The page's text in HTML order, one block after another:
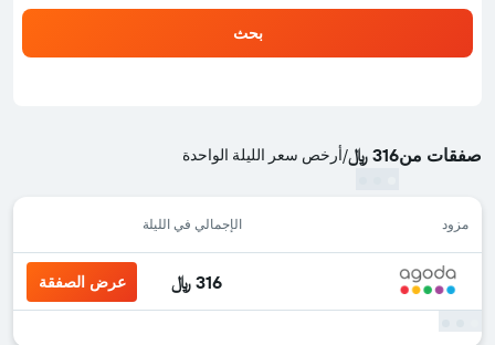
بحث
صفقات من316 ﷼ /أرخص سعر الليلة الواحدة
مزود الإجمالي في الليلة
316 ﷼ عرض الصفقة